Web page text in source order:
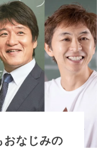
県 岐阜県
府 兵庫県
県
県 熊本県 長崎県
おなじみの